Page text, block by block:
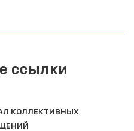
ссылки
КОЛЛЕКТИВНЫХ